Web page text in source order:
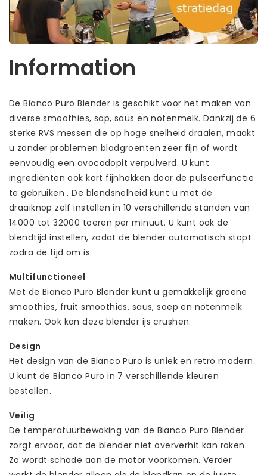
Information
De Bianco Puro Blender is geschikt voor het maken van
diverse smoothies, sap, saus en notenmelk. Dankzij de 6
sterke RVS messen die op hoge snelheid draaien, maakt
u zonder problemen bladgroenten zeer fijn of wordt
eenvoudig een avocadopit verpulverd. U kunt
ingrediënten ook kort fijnhakken door de pulseerfunctie
te gebruiken . De blendsnelheid kunt u met de
draaiknop zelf instellen in 10 verschillende standen van
14000 tot 32000 toeren per minuut. U kunt ook de
blendtijd instellen, zodat de blender automatisch stopt
zodra de tijd om is.
Multifunctioneel
Met de Bianco Puro Blender kunt u gemakkelijk groene
smoothies, fruit smoothies, saus, soep en notenmelk
maken. Ook kan deze blender ijs crushen.
Design
Het design van de Bianco Puro is uniek en retro modern.
U kunt de Bianco Puro in 7 verschillende kleuren
bestellen.
Veilig
De temperatuurbewaking van de Bianco Puro Blender
zorgt ervoor, dat de blender niet oververhit kan raken.
Zo wordt schade aan de motor voorkomen. Verder